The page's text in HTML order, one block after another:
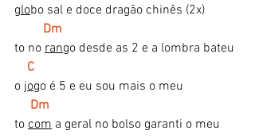
globo sal e doce dragão chinês (2x)
Dm
to no rango desde as 2 e a lombra bateu
   C
o jogo é 5 e eu sou mais o meu
Dm
to com a geral no bolso garanti o meu